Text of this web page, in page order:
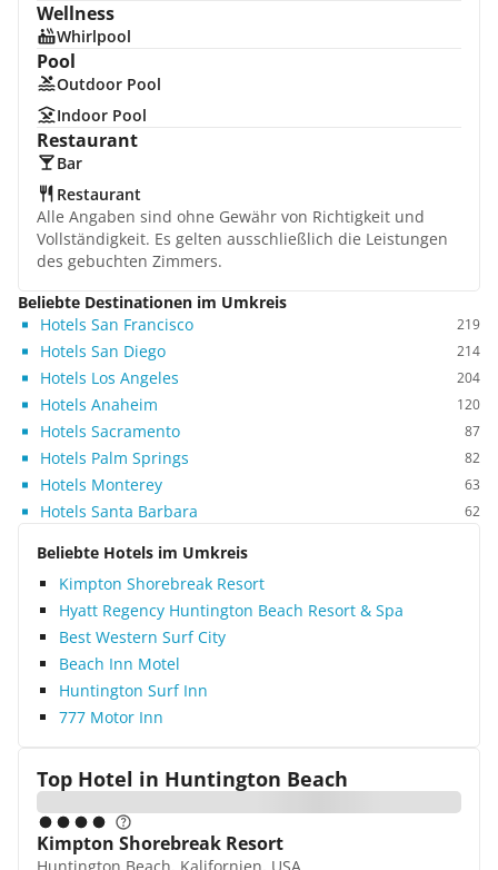
Wellness
Whirlpool
Pool
Outdoor Pool
Indoor Pool
Restaurant
Bar
Restaurant
Alle Angaben sind ohne Gewähr von Richtigkeit und
Vollständigkeit. Es gelten ausschließlich die Leistungen
des gebuchten Zimmers.
Beliebte Destinationen im Umkreis
Hotels San Francisco
219
Hotels San Diego 214
Hotels Los Angeles 204
Hotels Anaheim 120
Hotels Sacramento 87
Hotels Palm Springs 82
Hotels Monterey 63
Hotels Santa Barbara 62
Beliebte Hotels im Umkreis
Kimpton Shorebreak Resort
Hyatt Regency Huntington Beach Resort & Spa
Best Western Surf City
Beach Inn Motel
Huntington Surf Inn
777 Motor Inn
Top Hotel in Huntington Beach
Kimpton Shorebreak Resort